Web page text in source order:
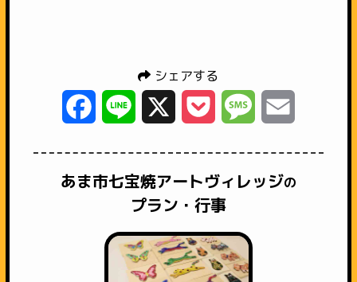
シェアする
Facebook
Line Pocket Message
あま市七宝焼アートヴィレッジの
プラン・行事